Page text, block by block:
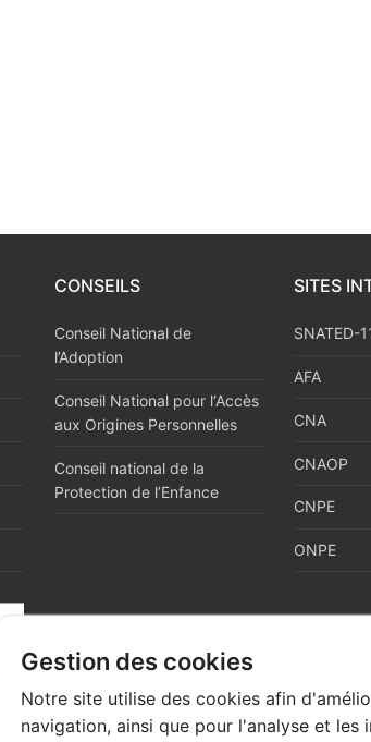
Gestion des cookies
Notre site utilise des cookies afin
navigation, ainsi que pour l'analyse et les
CONSEILS
Conseil National de
l’Adoption
Conseil National pour l‘Accès
aux Origines Personnelles
Conseil national de la
Protection de l’Enfance
SITES
SNATED-
AFA
CNA
CNAOP
CNPE
ONPE